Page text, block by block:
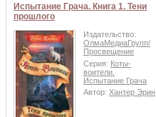
Испытание Грача. Книга 1. Тени
прошлого
Издательство:
ОлмаМедиаГрупп/
Просвещение
Серия: Коты-
воители.
Испытание Грача
Автор: Хантер Эрин